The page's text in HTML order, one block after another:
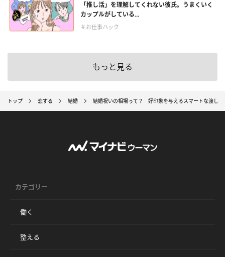
「推し活」を理解してくれない彼氏。うまくいく
カップルがしている...
＃お仕事ハック
もっと見る
トップ 恋する 結婚 結婚祝いの相場って？ 好印象を与えるスマートな渡し方
カテゴリー
働く
整える